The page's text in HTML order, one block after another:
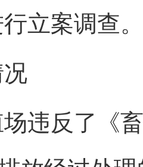
立案调查。
反了《畜